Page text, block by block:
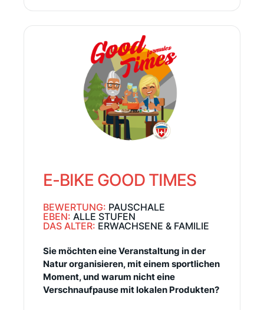
E-BIKE GOOD TIMES
BEWERTUNG: PAUSCHALE
EBEN: ALLE STUFEN
DAS ALTER: ERWACHSENE & FAMILIE
Sie möchten eine Veranstaltung in der
Natur organisieren, mit einem sportlichen
Moment, und warum nicht eine
Verschnaufpause mit lokalen Produkten?